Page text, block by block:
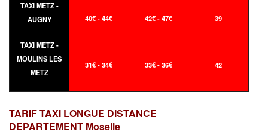
TAXI METZ -
AUGNY
40€ - 44€ 42€ - 47€ 39
TAXI METZ -
MOULINS LES
METZ
31€ - 34€ 33€ - 36€ 42
TARIF TAXI LONGUE DISTANCE
DEPARTEMENT Moselle